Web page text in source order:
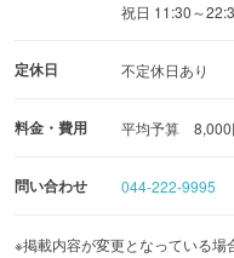
アクセス⇒JR川崎駅 徒
祝日 11:30～
定休日 不定休日あり
料金・費用 平均予算 8,000
問い合わせ 044-222-9995
※掲載内容が変更となっている場